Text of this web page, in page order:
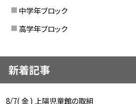
中学年ブロック
高学年ブロック
新着記事
8/7( 金 ) 上陽児童館の取組